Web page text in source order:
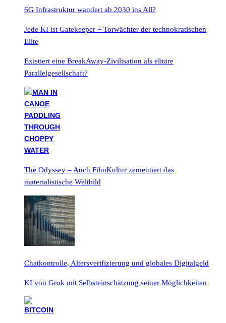
6G Infrastruktur wandert ab 2030 ins All?
Jede KI ist Gatekeeper = Torwächter der technokratischen
Elite
Existiert eine BreakAway-Zivilisation als elitäre
Parallelgesellschaft?
The Odyssey – Auch FilmKultur zementiert das
materialistische Weltbild
Chatkontrolle, Altersverifizierung und globales Digitalgeld
KI von Grok mit Selbsteinschätzung seiner Möglichkeiten